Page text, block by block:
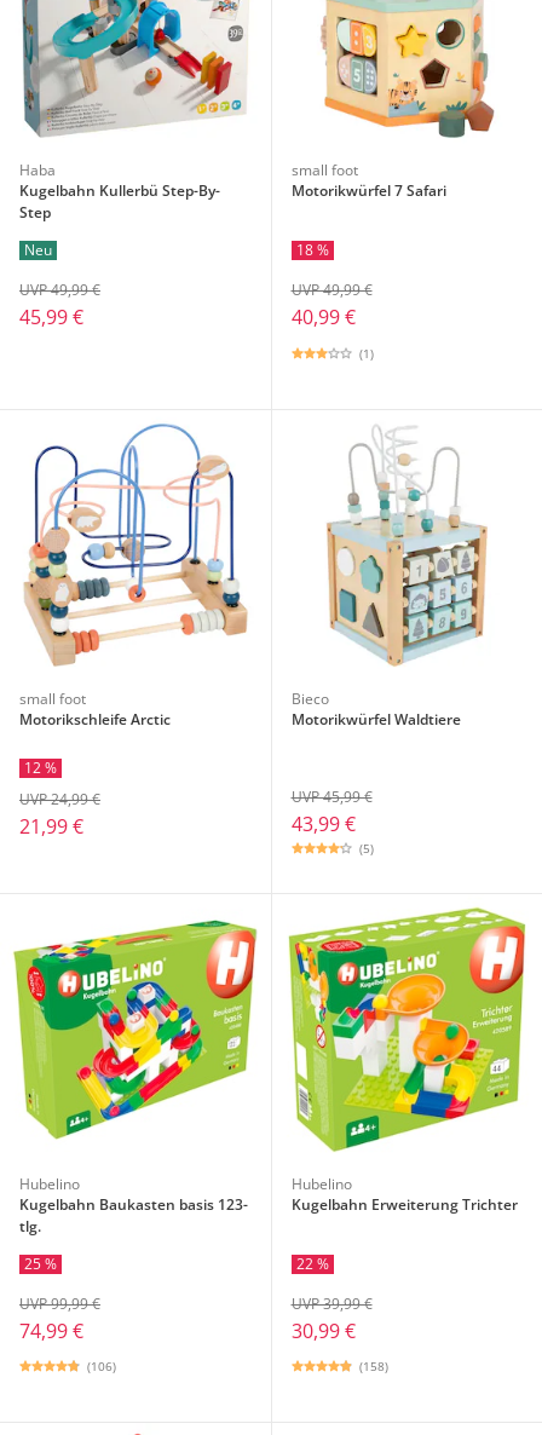
Haba
Kugelbahn Kullerbü Step-By-
Step
Neu
45,99 €
UVP 49,99 €
small foot
Motorikwürfel 7 Safari
18 %
40,99 €
UVP 49,99 €
(1)
small foot
Motorikschleife Arctic
12 %
21,99 €
UVP 24,99 €
Bieco
Motorikwürfel Waldtiere
43,99 €
UVP 45,99 €
(5)
Hubelino
Kugelbahn Baukasten basis 123-
tlg.
25 %
74,99 €
UVP 99,99 €
(106)
Hubelino
Kugelbahn Erweiterung Trichter
22 %
30,99 €
UVP 39,99 €
(158)